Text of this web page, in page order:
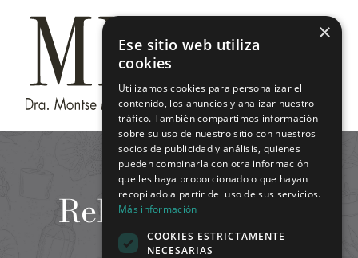
contenido
Rellenos faciales
×
Ese sitio web utiliza
cookies
Utilizamos cookies para personalizar el
contenido, los anuncios y analizar nuestro
tráfico. También compartimos información
sobre su uso de nuestro sitio con nuestros
socios de publicidad y análisis, quienes
pueden combinarla con otra información
que les haya proporcionado o que hayan
recopilado a partir del uso de sus servicios.
Más información
COOKIES ESTRICTAMENTE
NECESARIAS